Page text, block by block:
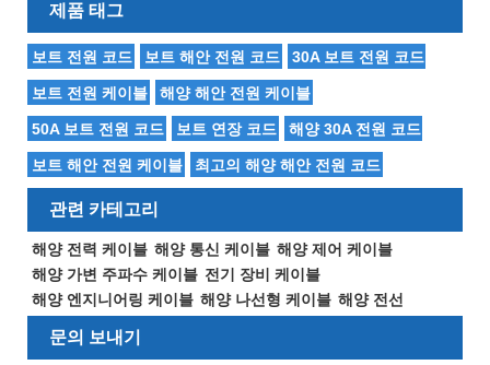
제품 태그
보트 전원 코드 보트 해안 전원 코드 30A 보트 전원 코드
보트 전원 케이블 해양 해안 전원 케이블
50A 보트 전원 코드 보트 연장 코드 해양 30A 전원 코드
보트 해안 전원 케이블 최고의 해양 해안 전원 코드
관련 카테고리
해양 전력 케이블 해양 통신 케이블 해양 제어 케이블
해양 가변 주파수 케이블 전기 장비 케이블
해양 엔지니어링 케이블 해양 나선형 케이블 해양 전선
문의 보내기